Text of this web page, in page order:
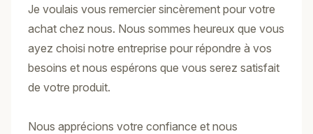
Je voulais vous remercier sincèrement pour votre
achat chez nous. Nous sommes heureux que vous
ayez choisi notre entreprise pour répondre à vos
besoins et nous espérons que vous serez satisfait
de votre produit.
Nous apprécions votre confiance et nous